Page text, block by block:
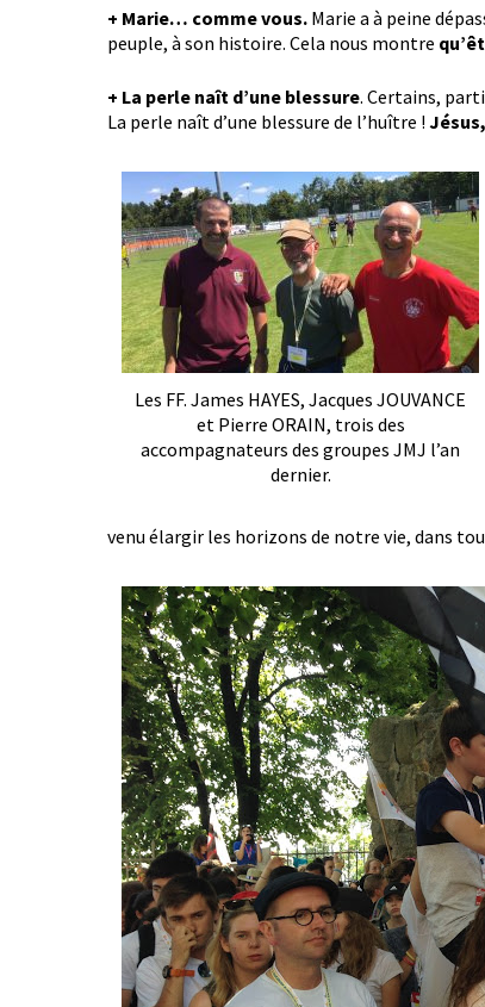
+ Marie… comme vous. Marie a à peine
peuple, à son histoire. Cela nous montre
+ La perle naît d’une blessure. Certains,
La perle naît d’une blessure de l’huître !
Les FF. James HAYES, Jacques JOUVANCE
et Pierre ORAIN, trois des
accompagnateurs des groupes JMJ l’an
dernier.
venu élargir les horizons de notre vie, dans